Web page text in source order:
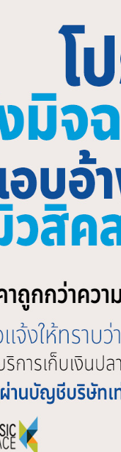
and higher
comes with a mic
small carry pouch.
5C, iPhone 4S,
touch (4th and 5th
from the headset
audio with Rode Rec
and wind noise
for neatly
and transport
with TRS devices
adapter to use two